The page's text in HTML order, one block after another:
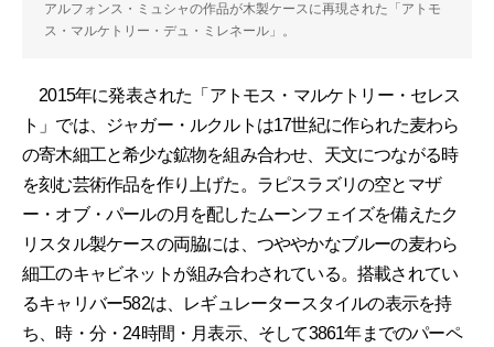
アルフォンス・ミュシャの作品が木製ケースに再現された「アトモ
ス・マルケトリー・デュ・ミレネール」。
2015年に発表された「アトモス・マルケトリー・セレス
ト」では、ジャガー・ルクルトは17世紀に作られた麦わら
の寄木細工と希少な鉱物を組み合わせ、天文につながる時
を刻む芸術作品を作り上げた。ラピスラズリの空とマザ
ー・オブ・パールの月を配したムーンフェイズを備えたク
リスタル製ケースの両脇には、つややかなブルーの麦わら
細工のキャビネットが組み合わされている。搭載されてい
るキャリバー582は、レギュレータースタイルの表示を持
ち、時・分・24時間・月表示、そして3861年までのパーペ